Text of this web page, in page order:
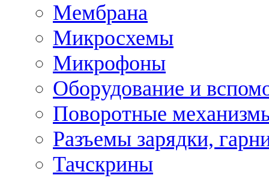
Мембрана
Микросхемы
Микрофоны
Оборудование и
Поворотные
Разъемы зарядки,
Тачскрины